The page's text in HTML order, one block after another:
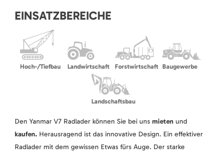
EINSATZBEREICHE
Hoch-/Tiefbau Landwirtschaft Forstwirtschaft Baugewerbe
Landschaftsbau
Den Yanmar V7 Radlader können Sie bei uns mieten und
kaufen. Herausragend ist das innovative Design. Ein effektiver
Radlader mit dem gewissen Etwas fürs Auge. Der starke